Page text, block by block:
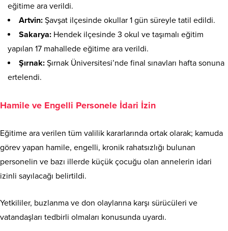
eğitime ara verildi.
Artvin: Şavşat ilçesinde okullar 1 gün süreyle tatil edildi.
Sakarya: Hendek ilçesinde 3 okul ve taşımalı eğitim
yapılan 17 mahallede eğitime ara verildi.
Şırnak: Şırnak Üniversitesi’nde final sınavları hafta sonuna
ertelendi.
Hamile ve Engelli Personele İdari İzin
Eğitime ara verilen tüm valilik kararlarında ortak olarak; kamuda
görev yapan hamile, engelli, kronik rahatsızlığı bulunan
personelin ve bazı illerde küçük çocuğu olan annelerin idari
izinli sayılacağı belirtildi.
Yetkililer, buzlanma ve don olaylarına karşı sürücüleri ve
vatandaşları tedbirli olmaları konusunda uyardı.